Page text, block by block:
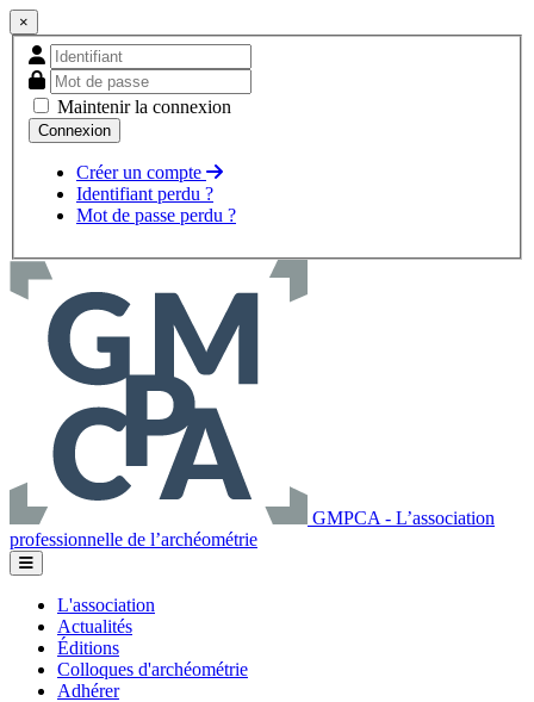
×
Maintenir la connexion
Créer un compte
Identifiant perdu ?
Mot de passe perdu ?
GMPCA - L’association
professionnelle de l’archéométrie
L'association
Actualités
Éditions
Colloques d'archéométrie
Adhérer